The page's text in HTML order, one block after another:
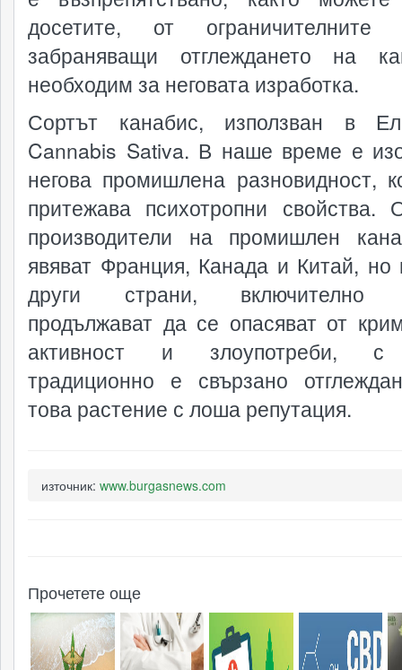
досетите, от ограничителните
забраняващи отглеждането на
необходим за неговата изработка.
Сортът канабис, използван в
Cannabis Sativa. В наше време е
негова промишлена разновидност,
притежава психотропни свойства.
производители на промишлен
явяват Франция, Канада и Китай, но
други страни, включително
продължават да се опасяват от
активност и злоупотреби, с
традиционно е свързано
това растение с лоша репутация.
източник: www.burgasnews.com
Прочетете още